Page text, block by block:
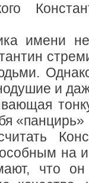
имени
и
«панцирь»
на
что